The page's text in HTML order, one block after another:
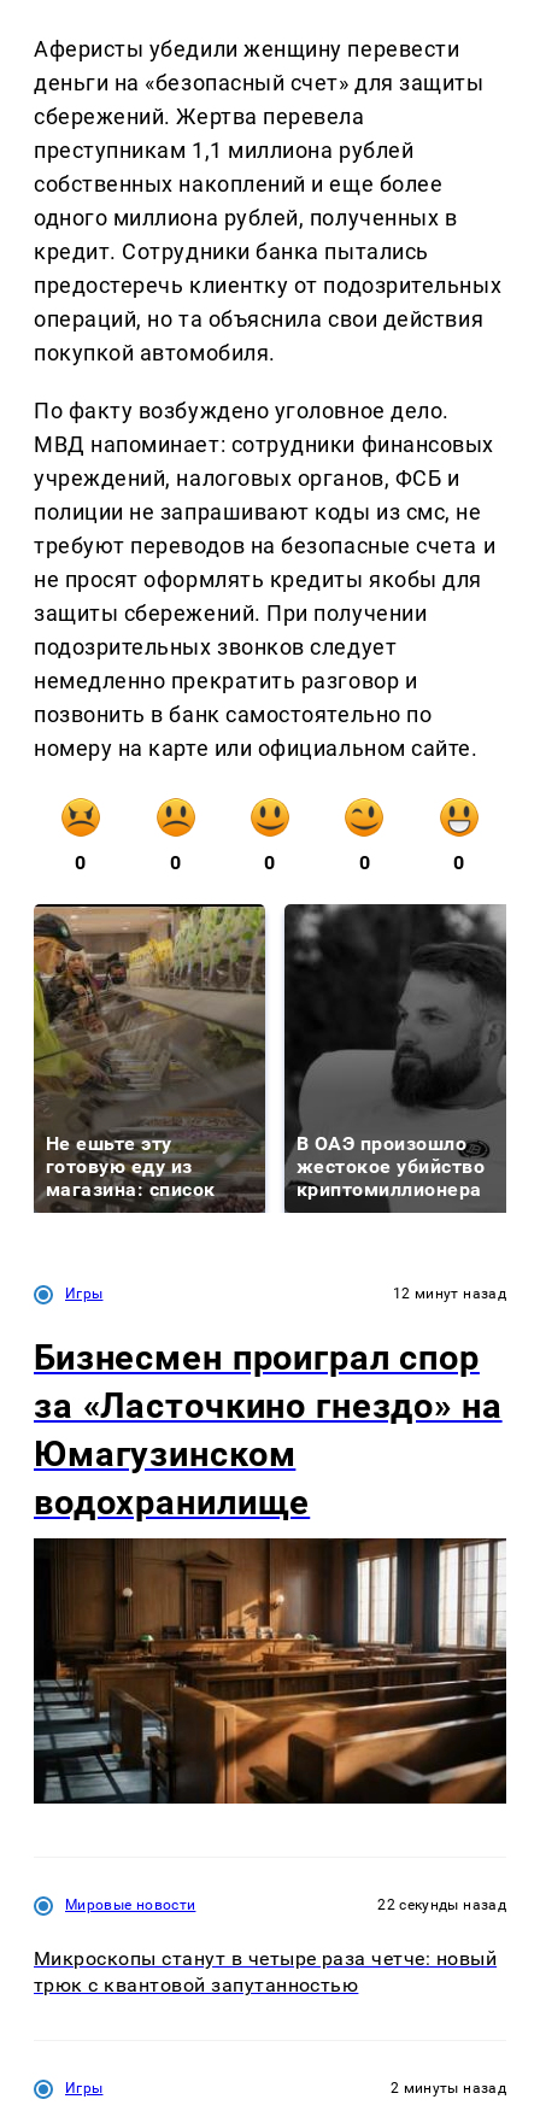
Аферисты убедили женщину перевести
деньги на «безопасный счет» для защиты
сбережений. Жертва перевела
преступникам 1,1 миллиона рублей
собственных накоплений и еще более
одного миллиона рублей, полученных в
кредит. Сотрудники банка пытались
предостеречь клиентку от подозрительных
операций, но та объяснила свои действия
покупкой автомобиля.
По факту возбуждено уголовное дело.
МВД напоминает: сотрудники финансовых
учреждений, налоговых органов, ФСБ и
полиции не запрашивают коды из смс, не
требуют переводов на безопасные счета и
не просят оформлять кредиты якобы для
защиты сбережений. При получении
подозрительных звонков следует
немедленно прекратить разговор и
позвонить в банк самостоятельно по
номеру на карте или официальном сайте.
0 0 0 0 0
Не ешьте эту
готовую еду из
магазина: список
В ОАЭ произошло
жестокое убийство
криптомиллионера
Игры 12 минут назад
Бизнесмен проиграл спор
за «Ласточкино гнездо» на
Юмагузинском
водохранилище
Мировые новости 22 секунды назад
Микроскопы станут в четыре раза четче: новый
трюк с квантовой запутанностью
Игры 2 минуты назад